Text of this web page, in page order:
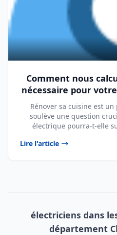
Comment nous
nécessaire pour
Rénover sa cuisine est
soulève une question
électrique pourra-t-elle
Lire l'article
électriciens dans
département